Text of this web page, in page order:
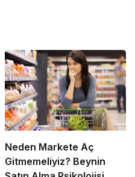
Neden Markete Aç
Gitmemeliyiz? Beynin